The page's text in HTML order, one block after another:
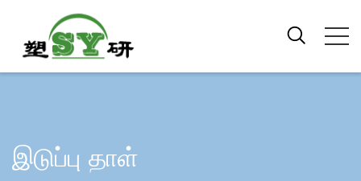
இடுப்பு தாள்